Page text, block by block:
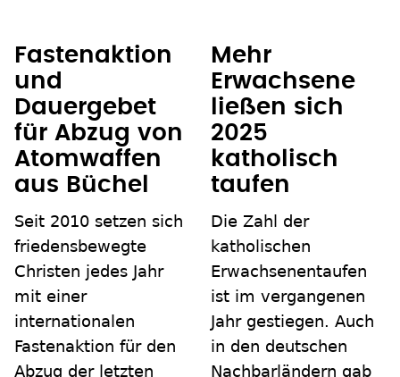
Fastenaktion
und
Dauergebet
für Abzug von
Atomwaffen
aus Büchel
Seit 2010 setzen sich
friedensbewegte
Christen jedes Jahr
mit einer
internationalen
Fastenaktion für den
Abzug der letzten
Mehr
Erwachsene
ließen sich
2025
katholisch
taufen
Die Zahl der
katholischen
Erwachsenentaufen
ist im vergangenen
Jahr gestiegen. Auch
in den deutschen
Nachbarländern gab